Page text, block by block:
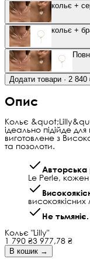
кольє +
кольє +
Додати товари · 2
Опис
Кольє
ідеально підійде
виготовлене з
та позолоти.
Авторська
Le Perle, кожен
високоякісних
Не тьмяніє.
Кольє "Lilly"
1 790 ₴3 977,78 ₴
В кошик →